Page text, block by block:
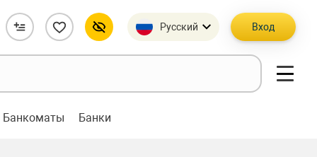
Русский Вход
Банкоматы Банки